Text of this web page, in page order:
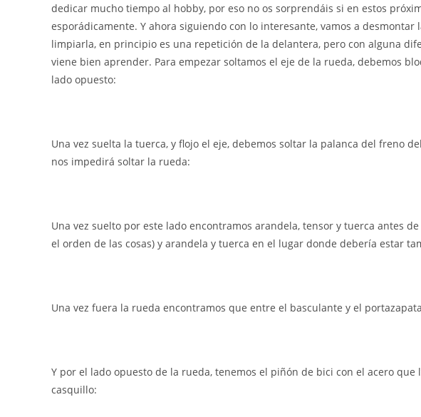
dedicar mucho tiempo al hobby, por eso no os sorprendáis si en estos
esporádicamente. Y ahora siguiendo con lo interesante, vamos a
limpiarla, en principio es una repetición de la delantera, pero con alguna
viene bien aprender. Para empezar soltamos el eje de la rueda, debemos
lado opuesto:
Una vez suelta la tuerca, y flojo el eje, debemos soltar la palanca del freno
nos impedirá soltar la rueda:
Una vez suelto por este lado encontramos arandela, tensor y tuerca antes
el orden de las cosas) y arandela y tuerca en el lugar donde debería estar
Una vez fuera la rueda encontramos que entre el basculante y el
Y por el lado opuesto de la rueda, tenemos el piñón de bici con el acero
casquillo: